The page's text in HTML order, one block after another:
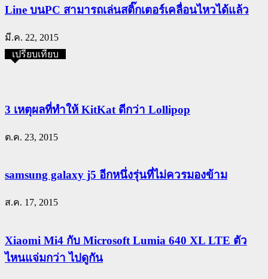
Line บนPC สามารถเล่นสติ๊กเตอร์เคลื่อนไหวได้แล้ว
มี.ค. 22, 2015
เปรียบเทียบ
3 เหตุผลที่ทำให้ KitKat ดีกว่า Lollipop
ต.ค. 23, 2015
samsung galaxy j5 อีกหนึ่งรุ่นที่ไม่ควรมองข้าม
ส.ค. 17, 2015
Xiaomi Mi4 กับ Microsoft Lumia 640 XL LTE ตัว
ไหนแจ่มกว่า ไปดูกัน